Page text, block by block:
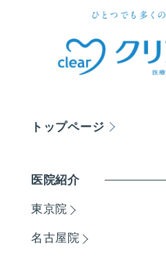
トップページ
医院紹介
東京院
名古屋院